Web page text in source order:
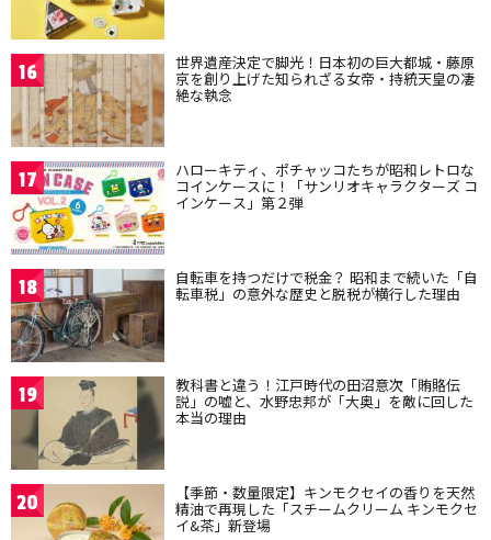
16 世界遺産決定で脚光！日本初の巨大都城・藤原
京を創り上げた知られざる女帝・持統天皇の凄
絶な執念
17 ハローキティ、ポチャッコたちが昭和レトロな
コインケースに！「サンリオキャラクターズ コ
インケース」第２弾
18 自転車を持つだけで税金？ 昭和まで続いた「自
転車税」の意外な歴史と脱税が横行した理由
19 教科書と違う！江戸時代の田沼意次「賄賂伝
説」の嘘と、水野忠邦が「大奥」を敵に回した
本当の理由
20 【季節・数量限定】キンモクセイの香りを天然
精油で再現した「スチームクリーム キンモクセ
イ&茶」新登場